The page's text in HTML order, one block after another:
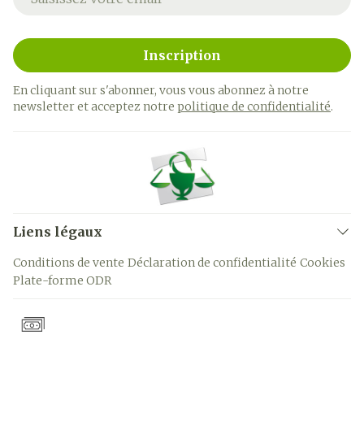
Inscription
En cliquant sur s'abonner, vous vous abonnez à notre
newsletter et acceptez notre politique de confidentialité.
Liens légaux
Conditions de vente Déclaration de confidentialité Cookies
Plate-forme ODR